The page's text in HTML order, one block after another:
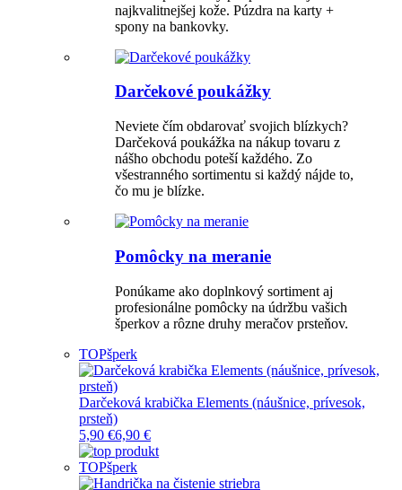
najkvalitnejšej kože. Púzdra na karty +
spony na bankovky.
Darčekové poukážky
Neviete čím obdarovať svojich blízkych?
Darčeková poukážka na nákup tovaru z
nášho obchodu poteší každého. Zo
všestranného sortimentu si každý nájde to,
čo mu je blízke.
Pomôcky na meranie
Ponúkame ako doplnkový sortiment aj
profesionálne pomôcky na údržbu vašich
šperkov a rôzne druhy meračov prsteňov.
TOPšperk
Darčeková krabička Elements (náušnice, prívesok,
prsteň)
5,90 €6,90 €
TOPšperk